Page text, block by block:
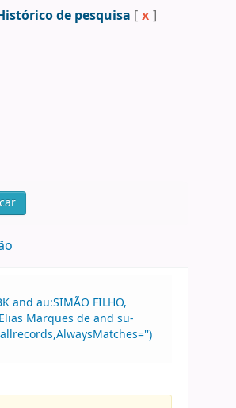
de pesquisa [ x ]
and au:SIMÃO FILHO,
Marques de and su-